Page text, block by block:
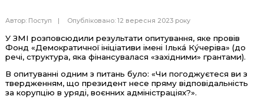
Автор: Поступ Опубліковано: 12 вересня 2023 року
У ЗМІ розповсюдили результати опитування, яке провів
Фонд «Демократичної ініціативи імені Ілька́ Ку́черіва» (до
речі, структура, яка фінансувалася «західними» грантами).
В опитуванні одним з питань було: «Чи погоджуєтеся ви з
твердженням, що президент несе пряму відповідальність
за корупцію в уряді, воєнних адміністраціях?».